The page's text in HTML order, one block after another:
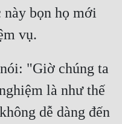
này bọn họ mới
"Giờ chúng ta
là như thế
dễ dàng đến